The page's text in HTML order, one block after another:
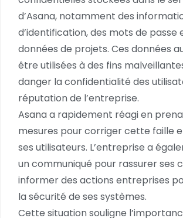
d’Asana, notamment des
d’identification, des mots de passe
données de projets. Ces données
être utilisées à des fins
danger la confidentialité des
réputation de l’entreprise.
Asana a rapidement réagi en
mesures pour corriger cette faille
ses utilisateurs. L’entreprise a
un communiqué pour rassurer ses
informer des actions entreprises
la sécurité de ses systèmes.
Cette situation souligne